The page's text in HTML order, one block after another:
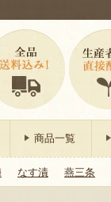
商品一覧
なす漬 燕三条